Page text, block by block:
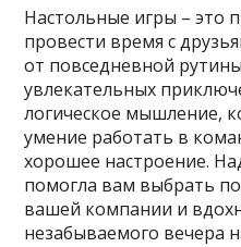
Настольные игры – это
провести время с
от повседневной
увлекательных
логическое мышление,
умение работать в
хорошее настроение.
помогла вам выбрать
вашей компании и
незабываемого вечера